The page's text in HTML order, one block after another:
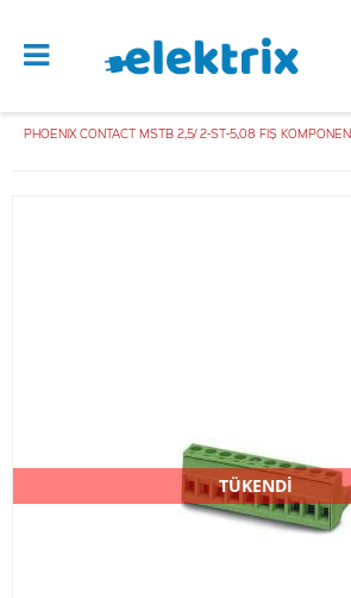
PHOENIX CONTACT MSTB 2,5/ 2-ST-5,08 FIŞ
TÜKENDİ